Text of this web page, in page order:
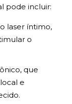
pode incluir:
laser íntimo,
o
que
e